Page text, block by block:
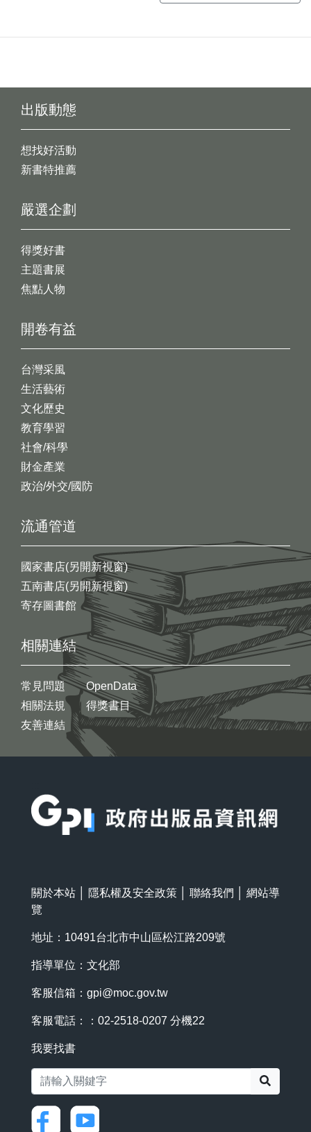
出版動態
想找好活動
新書特推薦
開卷有益
台灣采風
生活藝術
文化歷史
教育學習
社會/科學
財金產業
政治/外交/國防
嚴選企劃
得獎好書
主題書展
焦點人物
流通管道
國家書店(另開新視窗)
五南書店(另開新視窗)
寄存圖書館
相關連結
常見問題
相關法規
友善連結
OpenData
得獎書目
關於本站 隱私權及安全政策 聯絡我們
網站導
覽
地址：10491台北市中山區松江路209號
指導單位：文化部
客服信箱： gpi@moc.gov.tw
客服電話：：02-2518-0207 分機22
我要找書